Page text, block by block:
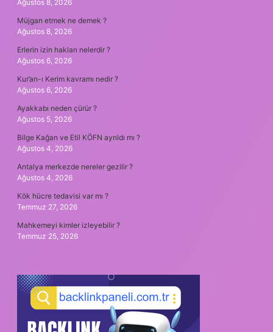
Ağustos 8, 2026
Müjgan etmek ne demek ?
Ağustos 8, 2026
Erlerin izin hakları nelerdir ?
Ağustos 6, 2026
Kur’an-ı Kerim kavramı nedir ?
Ağustos 6, 2026
Ayakkabı neden çürür ?
Ağustos 5, 2026
Bilge Kağan ve Etil KÖFN ayrıldı mı ?
Ağustos 4, 2026
Antalya merkezde nereler gezilir ?
Ağustos 4, 2026
Kök hücre tedavisi var mı ?
Temmuz 27, 2026
Mahkemeyi kimler izleyebilir ?
Temmuz 25, 2026